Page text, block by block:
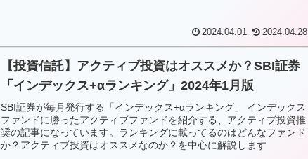
2024.04.01 2024.04.28
【投資信託】アクティブ投資はオススメか？SBI証券
「インデックス+αランキング」2024年1月版
SBI証券が毎月発行する「インデックス+αランキング」 インデックス
ファンドに勝ったアクティブファンドを紹介する、アクティブ投資推
奨の記事になっています。ランキングに載ってるのはどんなファンド
か？アクティブ投資はオススメなのか？を中心に解説します